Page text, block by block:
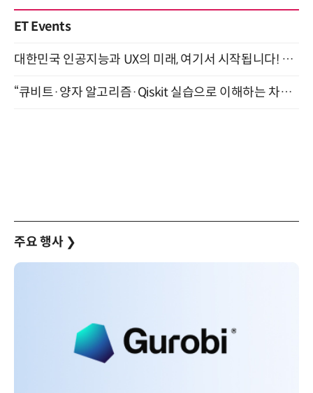
ET Events
대한민국 인공지능과 UX의 미래, 여기서 시작됩니다! UX Korea 2026 - Fall 9월 2일 개최
“큐비트·양자 알고리즘·Qiskit 실습으로 이해하는 차세대 컴퓨팅” (8/28)
주요 행사 ❯